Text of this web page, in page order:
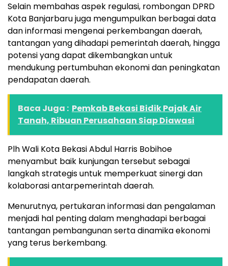
Selain membahas aspek regulasi, rombongan DPRD
Kota Banjarbaru juga mengumpulkan berbagai data
dan informasi mengenai perkembangan daerah,
tantangan yang dihadapi pemerintah daerah, hingga
potensi yang dapat dikembangkan untuk
mendukung pertumbuhan ekonomi dan peningkatan
pendapatan daerah.
Baca Juga : Pemkab Bekasi Bidik Pajak Air
Tanah, Ribuan Perusahaan Siap Diawasi
Plh Wali Kota Bekasi Abdul Harris Bobihoe
menyambut baik kunjungan tersebut sebagai
langkah strategis untuk memperkuat sinergi dan
kolaborasi antarpemerintah daerah.
Menurutnya, pertukaran informasi dan pengalaman
menjadi hal penting dalam menghadapi berbagai
tantangan pembangunan serta dinamika ekonomi
yang terus berkembang.